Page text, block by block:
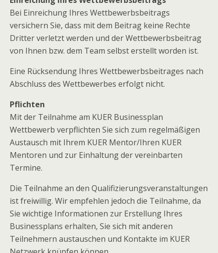
Bei Einreichung Ihres Wettbewerbsbeitrags
versichern Sie, dass mit dem Beitrag keine Rechte
Dritter verletzt werden und der Wettbewerbsbeitrag
von Ihnen bzw. dem Team selbst erstellt worden ist.
Eine Rücksendung Ihres Wettbewerbsbeitrages nach
Abschluss des Wettbewerbes erfolgt nicht.
Pflichten
Mit der Teilnahme am KUER Businessplan
Wettbewerb verpflichten Sie sich zum regelmäßigen
Austausch mit Ihrem KUER Mentor/Ihren KUER
Mentoren und zur Einhaltung der vereinbarten
Termine.
Die Teilnahme an den Qualifizierungsveranstaltungen
ist freiwillig. Wir empfehlen jedoch die Teilnahme, da
Sie wichtige Informationen zur Erstellung Ihres
Businessplans erhalten, Sie sich mit anderen
Teilnehmern austauschen und Kontakte im KUER